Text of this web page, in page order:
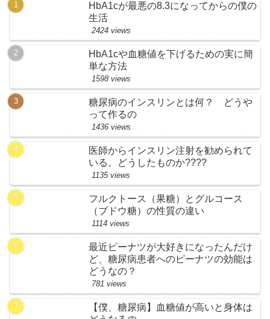
HbA1cが最悪の8.3になってからの僕の
生活
2424 views
HbA1cや血糖値を下げるための実に簡
単な方法
1598 views
糖尿病のインスリンとは何？ どうや
って作るの
1436 views
医師からインスリン注射を勧められて
いる。どうしたものか????
1135 views
フルクトース（果糖）とグルコース
（ブドウ糖）の性質の違い
1114 views
最近ピーナツが大好きになったんだけ
ど、糖尿病患者へのピーナツの効能は
どうなの？
781 views
【僕、糖尿病】血糖値が高いと身体は